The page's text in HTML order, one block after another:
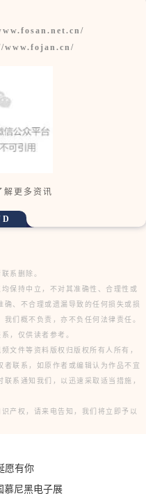
www.fojan.cn/
解更多资讯
系删除。
保持中立，不对其准确性、合理性或
、不合理或遗漏导致的任何损失或损
们概不负责，亦不负任何法律责任。
，仅供读者参考。
文件等资料版权归版权所有人所有，
者联系，如原作者或编辑认为作品不宜
联系通知我们，以迅速采取适当措施，
产权，请来电告知，我们将立即予以
愿有你
慕尼黑电子展